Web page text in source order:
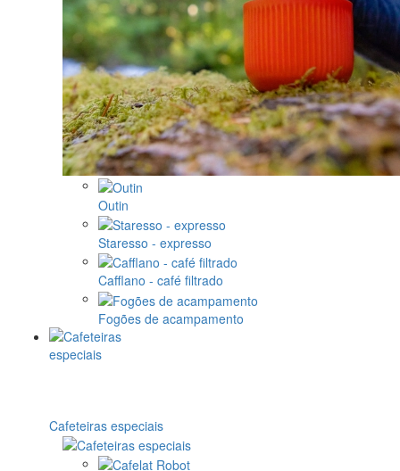
Outin
Staresso - expresso
Cafflano - café filtrado
Fogões de acampamento
Cafeteiras especiais